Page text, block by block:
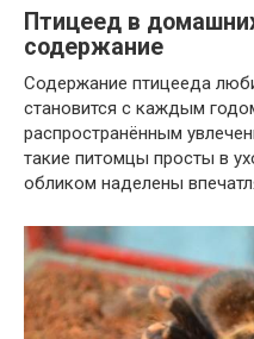
Птицеед в
содержание
Содержание птицееда
становится с каждым
распространённым
такие питомцы просты в
обликом наделены